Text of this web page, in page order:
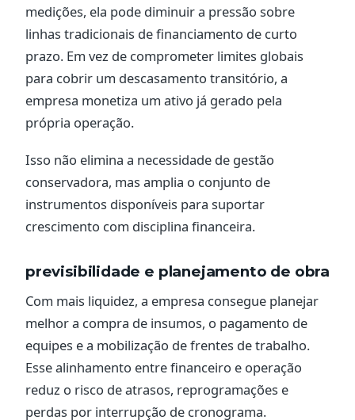
medições, ela pode diminuir a pressão sobre
linhas tradicionais de financiamento de curto
prazo. Em vez de comprometer limites globais
para cobrir um descasamento transitório, a
empresa monetiza um ativo já gerado pela
própria operação.
Isso não elimina a necessidade de gestão
conservadora, mas amplia o conjunto de
instrumentos disponíveis para suportar
crescimento com disciplina financeira.
previsibilidade e planejamento de obra
Com mais liquidez, a empresa consegue planejar
melhor a compra de insumos, o pagamento de
equipes e a mobilização de frentes de trabalho.
Esse alinhamento entre financeiro e operação
reduz o risco de atrasos, reprogramações e
perdas por interrupção de cronograma.